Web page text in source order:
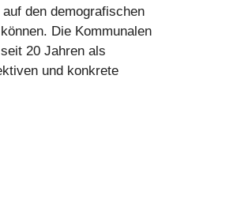
den demografischen
Die Kommunalen
20 Jahren als
und konkrete